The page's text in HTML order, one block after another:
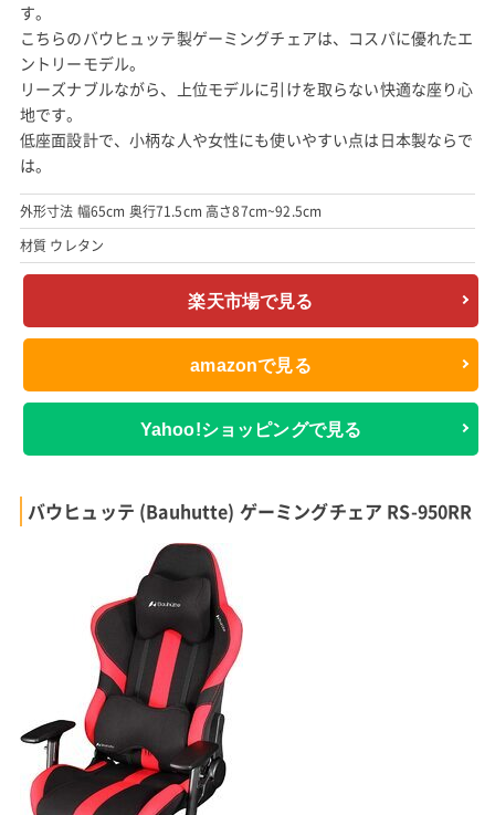
す。
こちらのバウヒュッテ製ゲーミングチェアは、コスパに優れたエ
ントリーモデル。
リーズナブルながら、上位モデルに引けを取らない快適な座り心
地です。
低座面設計で、小柄な人や女性にも使いやすい点は日本製ならで
は。
外形寸法 幅65cm 奥行71.5cm 高さ87cm~92.5cm
材質 ウレタン
楽天市場で見る
amazonで見る
Yahoo!ショッピングで見る
バウヒュッテ (Bauhutte) ゲーミングチェア RS-950RR